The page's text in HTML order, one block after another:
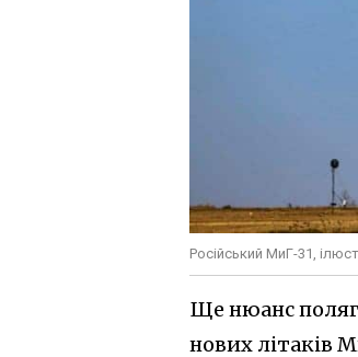
Російський МиГ-31,
Ще нюанс
нових літаків